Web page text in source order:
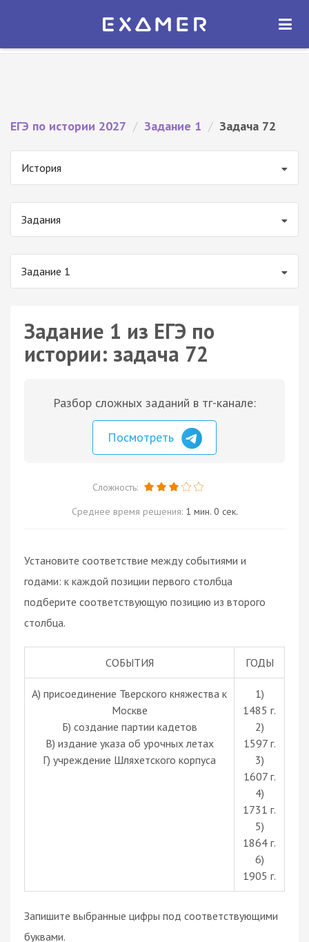
Экзамер — ЕГЭ 2027
ОТКРЫТЬ
ЕГЭ по истории 2027 / Задание 1 / Задача 72
История
Задания
Задание 1
Задание 1 из ЕГЭ по
истории: задача 72
Разбор сложных заданий в тг-канале:
Посмотреть
Сложность:
Среднее время решения: 1 мин. 0 сек.
Установите соответствие между событиями и
годами: к каждой позиции первого столбца
подберите соответствующую позицию из второго
столбца.
СОБЫТИЯ ГОДЫ
А) присоединение Тверского княжества к
Москве
Б) создание партии кадетов
В) издание указа об урочных летах
Г) учреждение Шляхетского корпуса
1)
1485 г.
2)
1597 г.
3)
1607 г.
4)
1731 г.
5)
1864 г.
6)
1905 г.
Запишите выбранные цифры под соответствующими
буквами.